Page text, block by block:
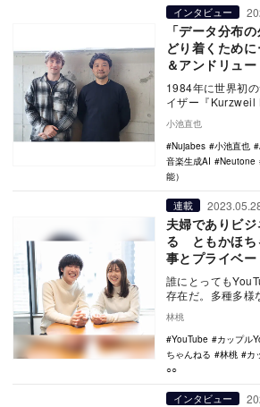
インタビュー
「データ分布
どり着くため
＆アンドリュ
く“AI×音楽研究
1984年に世界初
イザー『Kurzweil
小池直也
Nujabes
小池直也
音楽生成AI
Neutone
能）
連載
夫婦でありビ
る ともかほち
事とプライベ
誰にとっても
存在だ。多種多様
に…
林桃
YouTube
カップル
ちゃんねる
林桃
カ
○○
インタビュー